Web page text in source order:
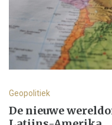
Geopolitiek
De nieuwe